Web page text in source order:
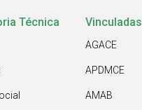
Técnica Vinculadas
AGACE
APDMCE
AMAB